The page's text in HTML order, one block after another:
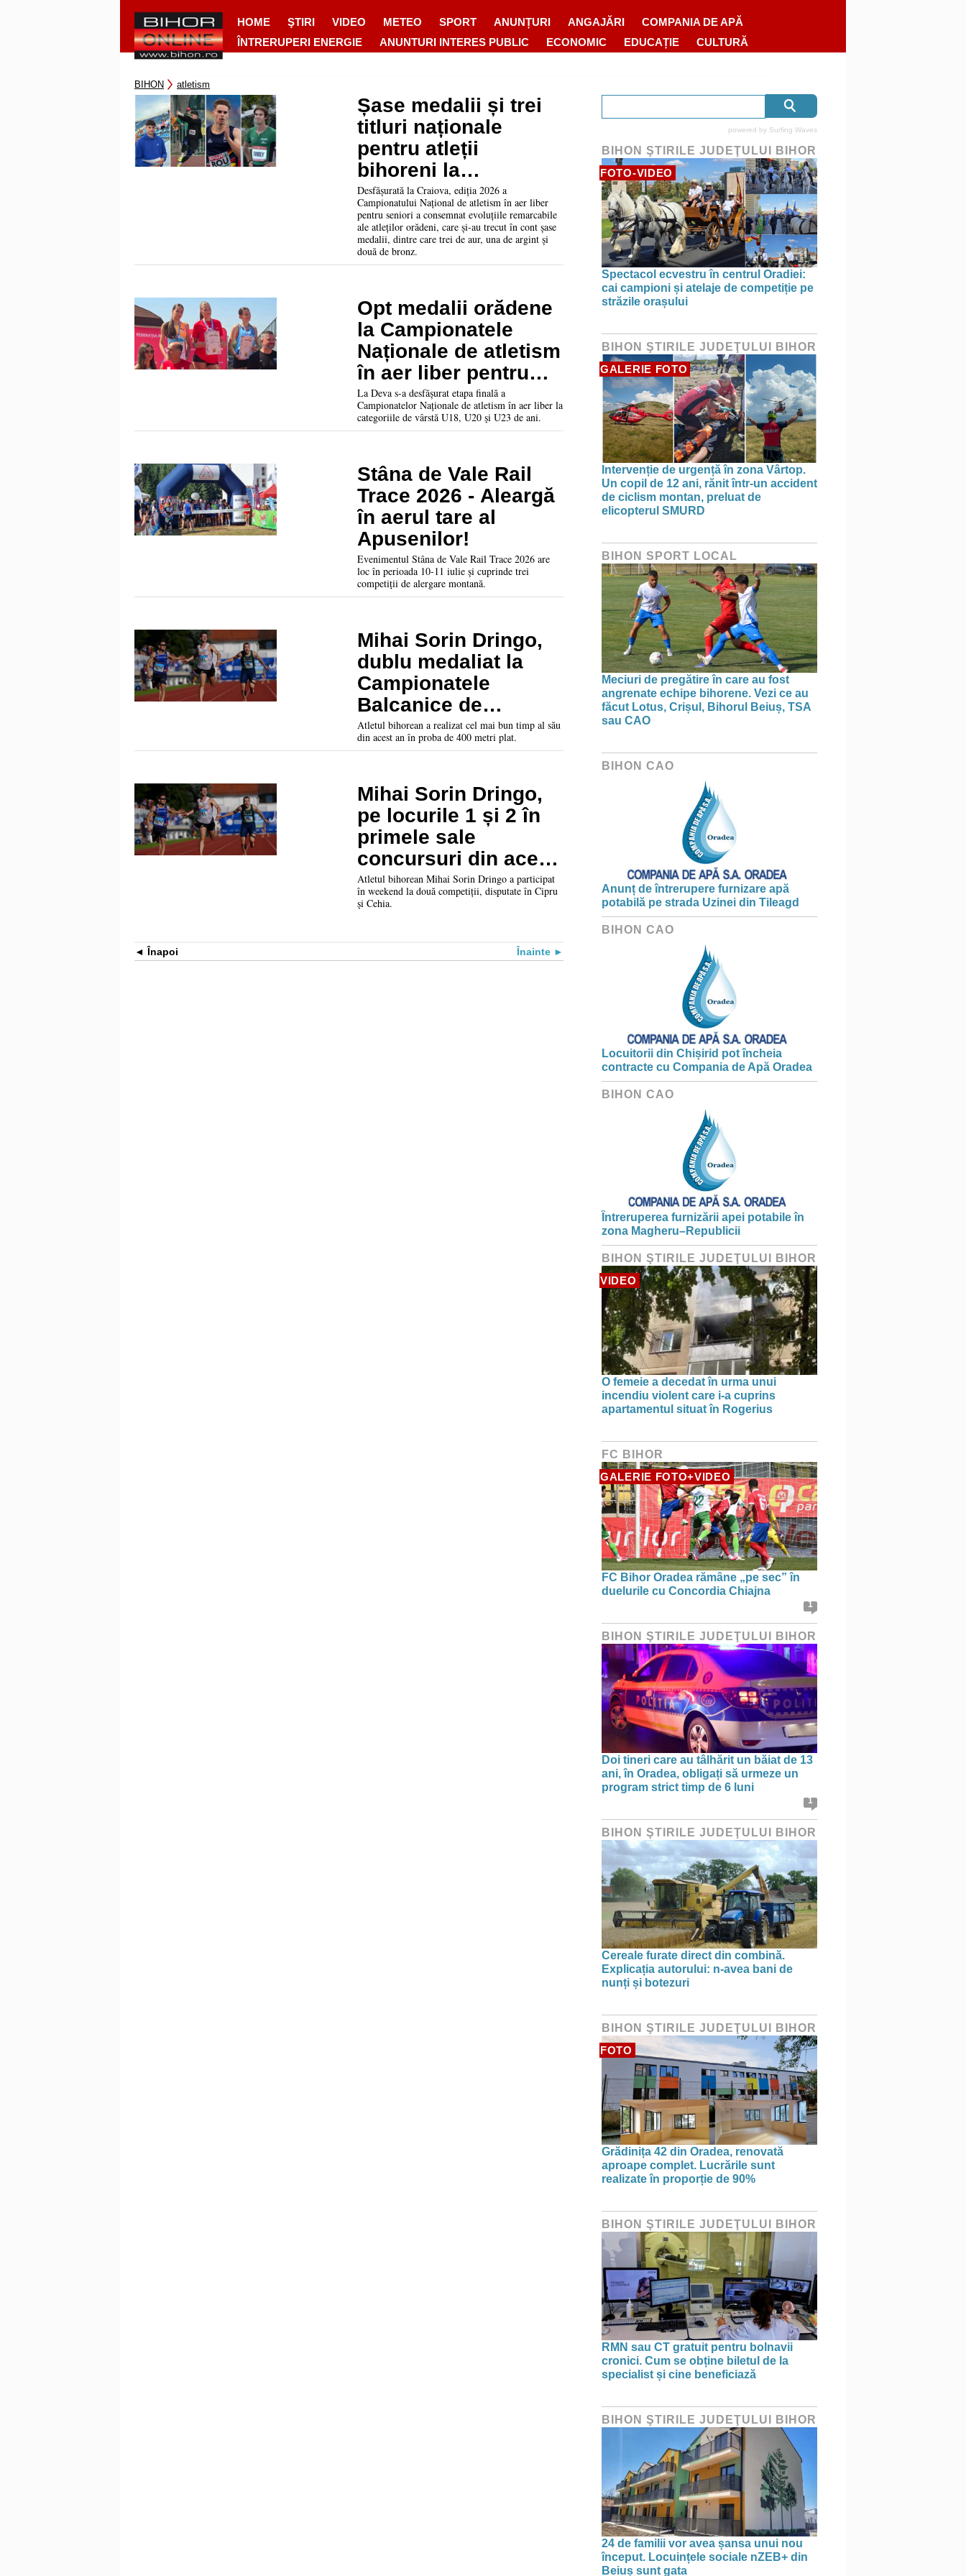
HOME ŞTIRI VIDEO METEO SPORT ANUNȚURI ANGAJĂRI
COMPANIA DE APĂ
ÎNTRERUPERI ENERGIE
ANUNTURI INTERES PUBLIC ECONOMIC EDUCAȚIE CULTURĂ
BIHON atletism
Șase medalii și trei
titluri naționale
pentru atleții
bihoreni la
Campionatul
Național de atletism
pentru seniori
Desfășurată la Craiova, ediția 2026 a
Campionatului Național de atletism în aer liber
pentru seniori a consemnat evoluțiile remarcabile
ale atleților orădeni, care și-au trecut în cont șase
medalii, dintre care trei de aur, una de argint și
două de bronz.
Opt medalii orădene
la Campionatele
Naționale de atletism
în aer liber pentru
juniori și tineret
La Deva s-a desfășurat etapa finală a
Campionatelor Naționale de atletism în aer liber la
categoriile de vârstă U18, U20 și U23 de ani.
Stâna de Vale Rail
Trace 2026 - Aleargă
în aerul tare al
Apusenilor!
Evenimentul Stâna de Vale Rail Trace 2026 are
loc în perioada 10-11 iulie și cuprinde trei
competiții de alergare montană.
Mihai Sorin Dringo,
dublu medaliat la
Campionatele
Balcanice de
atletism: Cel mai bun
rezultat al sezonului
Atletul bihorean a realizat cel mai bun timp al său
din acest an în proba de 400 metri plat.
Mihai Sorin Dringo,
pe locurile 1 și 2 în
primele sale
concursuri din acest
sezon
Atletul bihorean Mihai Sorin Dringo a participat
în weekend la două competiții, disputate în Cipru
și Cehia.
Înapoi Înainte
powered by Surfing Waves
BIHON ŞTIRILE JUDEŢULUI BIHOR
FOTO-VIDEO
Spectacol ecvestru în centrul Oradiei:
cai campioni și atelaje de competiție pe
străzile orașului
BIHON ŞTIRILE JUDEŢULUI BIHOR
GALERIE FOTO
Intervenție de urgență în zona Vârtop.
Un copil de 12 ani, rănit într-un accident
de ciclism montan, preluat de
elicopterul SMURD
BIHON SPORT LOCAL
Meciuri de pregătire în care au fost
angrenate echipe bihorene. Vezi ce au
făcut Lotus, Crișul, Bihorul Beiuș, TSA
sau CAO
BIHON CAO
Anunț de întrerupere furnizare apă
potabilă pe strada Uzinei din Tileagd
BIHON CAO
Locuitorii din Chișirid pot încheia
contracte cu Compania de Apă Oradea
BIHON CAO
Întreruperea furnizării apei potabile în
zona Magheru–Republicii
BIHON ŞTIRILE JUDEŢULUI BIHOR
VIDEO
O femeie a decedat în urma unui
incendiu violent care i-a cuprins
apartamentul situat în Rogerius
FC BIHOR
GALERIE FOTO+VIDEO
FC Bihor Oradea rămâne „pe sec” în
duelurile cu Concordia Chiajna
1
BIHON ŞTIRILE JUDEŢULUI BIHOR
Doi tineri care au tâlhărit un băiat de 13
ani, în Oradea, obligați să urmeze un
program strict timp de 6 luni
1
BIHON ŞTIRILE JUDEŢULUI BIHOR
Cereale furate direct din combină.
Explicația autorului: n-avea bani de
nunți și botezuri
BIHON ŞTIRILE JUDEŢULUI BIHOR
FOTO
Grădinița 42 din Oradea, renovată
aproape complet. Lucrările sunt
realizate în proporție de 90%
BIHON ŞTIRILE JUDEŢULUI BIHOR
RMN sau CT gratuit pentru bolnavii
cronici. Cum se obține biletul de la
specialist și cine beneficiază
BIHON ŞTIRILE JUDEŢULUI BIHOR
24 de familii vor avea șansa unui nou
început. Locuințele sociale nZEB+ din
Beiuș sunt gata